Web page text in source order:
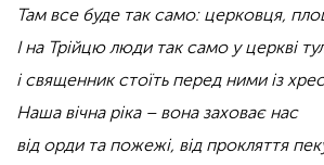
Там все буде так само: церковця,
І на Трійцю люди так само у церкві
і священник стоїть перед ними із
Наша вічна ріка – вона заховає нас
від орди та пожежі, від прокляття